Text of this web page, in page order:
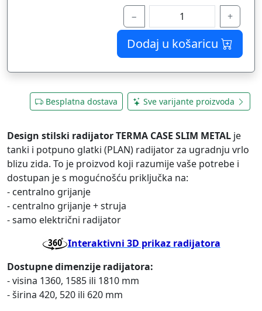
− +
Dodaj u košaricu
Besplatna dostava Sve varijante proizvoda
Design stilski radijator TERMA CASE SLIM METAL je
tanki i potpuno glatki (PLAN) radijator za ugradnju vrlo
blizu zida. To je proizvod koji razumije vaše potrebe i
dostupan je s mogućnošću priključka na:
- centralno grijanje
- centralno grijanje + struja
- samo električni radijator
Interaktivni 3D prikaz radijatora
Dostupne dimenzije radijatora:
- visina 1360, 1585 ili 1810 mm
- širina 420, 520 ili 620 mm